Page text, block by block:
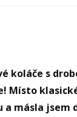
koláče s
Místo
a másla jsem